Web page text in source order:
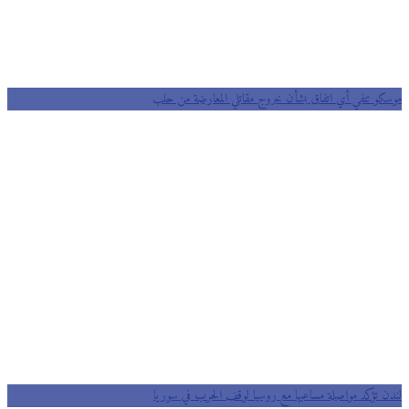
موسكو تنفي أي اتفاق بشأن خروج مقاتلي المعارضة من حلب
لندن تؤكد مواصلة مساعيها مع روسيا لوقف الحرب في سوريا